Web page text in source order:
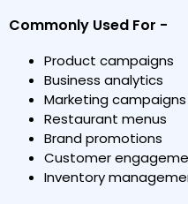
Commonly Used For -
Product campaigns
Business analytics
Marketing campaigns
Restaurant menus
Brand promotions
Customer
Inventory